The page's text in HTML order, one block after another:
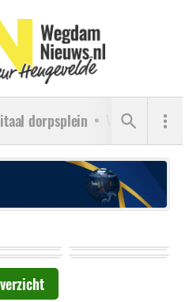
dorpsplein Verenigingen